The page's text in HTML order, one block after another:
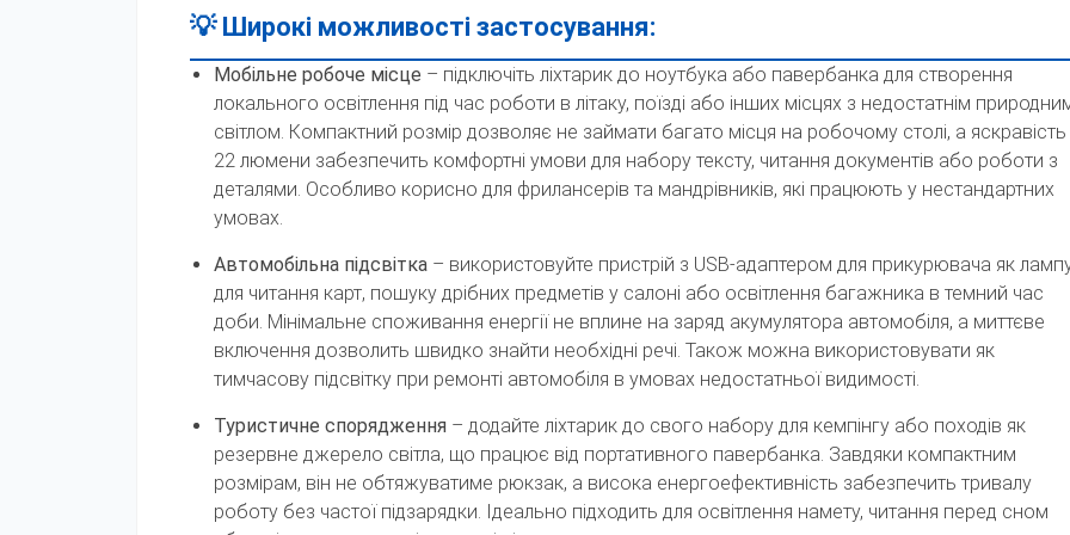
💡 Широкі можливості застосування:
Мобільне робоче місце – підключіть ліхтарик до ноутбука або павербанка для створення
локального освітлення під час роботи в літаку, поїзді або інших місцях з недостатнім
світлом. Компактний розмір дозволяє не займати багато місця на робочому столі, а яскравість
22 люмени забезпечить комфортні умови для набору тексту, читання документів або роботи з
деталями. Особливо корисно для фрилансерів та мандрівників, які працюють у нестандартних
умовах.
Автомобільна підсвітка – використовуйте пристрій з USB-адаптером для прикурювача як
для читання карт, пошуку дрібних предметів у салоні або освітлення багажника в темний час
доби. Мінімальне споживання енергії не вплине на заряд акумулятора автомобіля, а миттєве
включення дозволить швидко знайти необхідні речі. Також можна використовувати як
тимчасову підсвітку при ремонті автомобіля в умовах недостатньої видимості.
Туристичне спорядження – додайте ліхтарик до свого набору для кемпінгу або походів як
резервне джерело світла, що працює від портативного павербанка. Завдяки компактним
розмірам, він не обтяжуватиме рюкзак, а висока енергоефективність забезпечить тривалу
роботу без частої підзарядки. Ідеально підходить для освітлення намету, читання перед сном